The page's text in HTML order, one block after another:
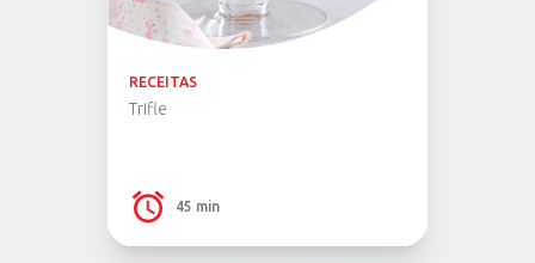
RECEITAS
Trifle
45 min